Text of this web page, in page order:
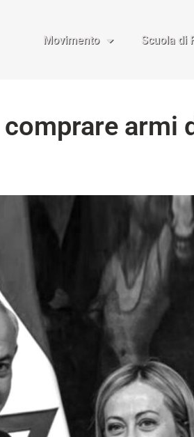
Movimento Scuola di
armi